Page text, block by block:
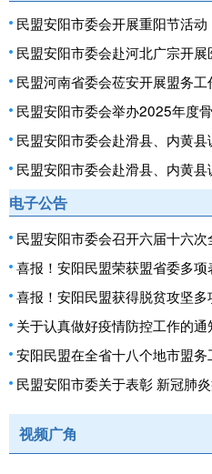
民盟安阳市委会开展重阳节活动
民盟安阳市委会赴河北广宗开
民盟河南省委会莅安开展盟务工
民盟安阳市委会赴滑县、内黄
民盟安阳市委会赴滑县、内黄
电子公告
民盟安阳市委会召开六届十六
喜报！安阳民盟荣获盟省委多项
喜报！安阳民盟获得脱贫攻坚多
关于认真做好疫情防控工作的通
安阳民盟在全省十八个地市盟
视频广角